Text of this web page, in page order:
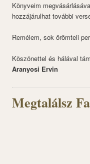
Könyveim
hozzájárulhat további
Remélem, sok örömteli
Köszönettel és hálával
Aranyosi Ervin
Megtalálsz